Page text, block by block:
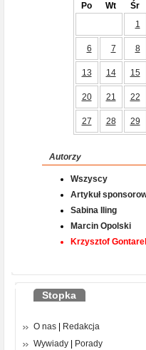
Po Wt Śr
1
6 7 8
13 14 15
20 21 22
27 28 29
Autorzy
Wszyscy
Artykuł
Sabina Iling
Marcin Opolski
Krzysztof
Stopka
O nas
Redakcja
Wywiady
Porady